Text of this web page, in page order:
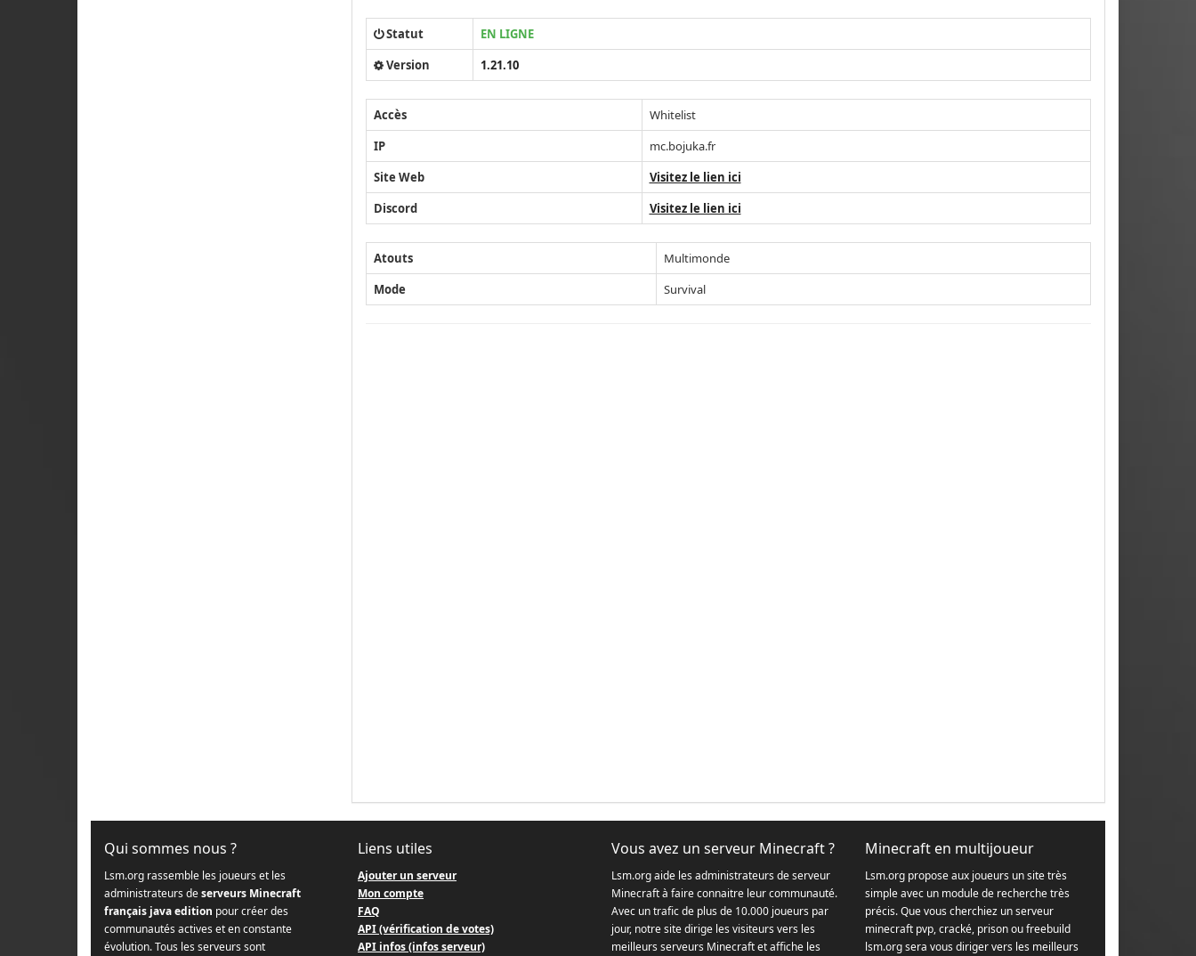
Statut
EN LIGNE
Version
1.21.10
Accès
Whitelist
IP
mc.bojuka.fr
Site Web
Visitez le lien ici
Discord
Visitez le lien ici
Atouts
Multimonde
Mode
Survival
Qui sommes nous ?
Lsm.org rassemble les joueurs et les
administrateurs deserveurs Minecraft
français java edition pour créer des
communautés actives et en constante
évolution. Tous les serveurs sont
Liens utiles
Ajouter un serveur
Mon compte
FAQ
API (vérification de votes)
API infos (infos serveur)
Vous avez un serveur Minecraft ?
Lsm.org aide les administrateurs de serveur
Minecraft à faire connaitre leur communauté.
Avec un trafic de plus de 10.000 joueurs par
jour, notre site dirige les visiteurs vers les
meilleurs serveurs Minecraft et affiche les
Minecraft en multijoueur
Lsm.org propose aux joueurs un site très
simple avec un module de recherche très
précis. Que vous cherchiez un serveur
minecraft pvp, cracké, prison ou freebuild
lsm.org sera vous diriger vers les meilleurs